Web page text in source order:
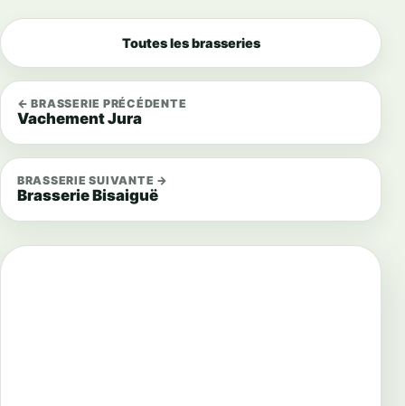
← BRASSERIE PRÉCÉDENTE
Vachement Jura
Toutes les brasseries
BRASSERIE SUIVANTE →
Brasserie Bisaiguë